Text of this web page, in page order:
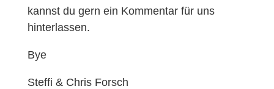
kannst du gern ein Kommentar für uns
hinterlassen.
Bye
Steffi & Chris Forsch